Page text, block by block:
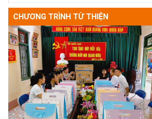
CHƯƠNG TRÌNH TỪ THIỆN